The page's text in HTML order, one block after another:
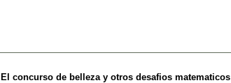
El concurso de belleza y otros desafios matematicos